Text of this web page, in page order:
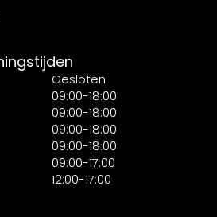
Gesloten
09:00-18:00
09:00-18:00
09:00-18:00
09:00-18:00
09:00-17:00
12:00-17:00